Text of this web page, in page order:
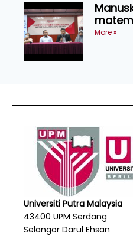
More »
Universiti Putra Malaysia
43400 UPM Serdang
Selangor Darul Ehsan